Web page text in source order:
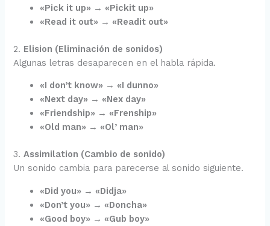
«Pick it up» → «Pickit up»
«Read it out» → «Readit out»
2. Elision (Eliminación de sonidos)
Algunas letras desaparecen en el habla rápida.
«I don’t know» → «I dunno»
«Next day» → «Nex day»
«Friendship» → «Frenship»
«Old man» → «Ol’ man»
3.Assimilation (Cambio de sonido)
Un sonido cambia para parecerse al sonido siguiente.
«Did you» → «Didja»
«Don’t you» → «Doncha»
«Good boy» → «Gub boy»